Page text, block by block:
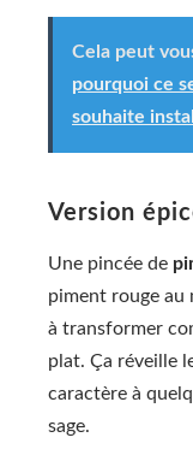
Cela peut
pourquoi ce
souhaite
Version
Une pincée de
piment rouge au
à transformer
plat. Ça réveille
caractère à
sage.